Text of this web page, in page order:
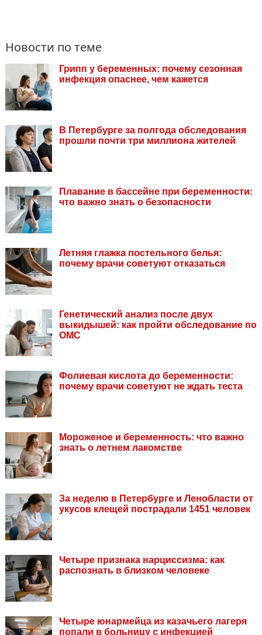
Новости по теме
Грипп у беременных: почему сезонная
инфекция опаснее, чем кажется
В Петербурге за полгода обследования
прошли почти три миллиона жителей
Плавание в бассейне при беременности:
что важно знать о безопасности
Летняя глажка постельного белья:
почему врачи советуют отказаться
Генетический анализ после двух
выкидышей: как пройти обследование по
ОМС
Фолиевая кислота до беременности:
почему врачи советуют не ждать теста
Мороженое и беременность: что важно
знать о летнем лакомстве
За неделю в Петербурге и Ленобласти от
укусов клещей пострадали 1451 человек
Четыре признака нарциссизма: как
распознать в близком человеке
Четыре юнармейца из казачьего лагеря
попали в больницу с инфекцией